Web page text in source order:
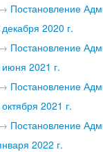
Постановление
2020 г.
Постановление
2021 г.
Постановление
2021 г.
Постановление
2022 г.